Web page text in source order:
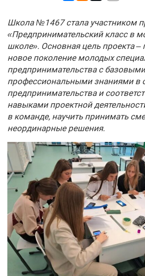
Школа №1467 стала участником
«Предпринимательский класс в
школе». Основная цель проекта –
новое поколение молодых
предпринимательства с базовыми
профессиональными знаниями в
предпринимательства и
навыками проектной
в команде, научить принимать
неординарные решения.